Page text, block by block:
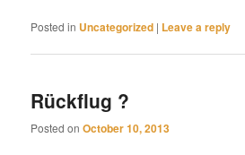
Posted in Uncategorized | Leave a reply
Rückflug ?
Posted onOctober 10, 2013